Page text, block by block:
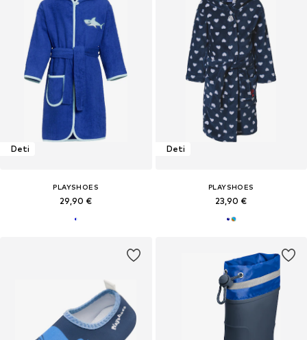
Deti
PLAYSHOES
29,90 €
Deti
PLAYSHOES
23,90 €